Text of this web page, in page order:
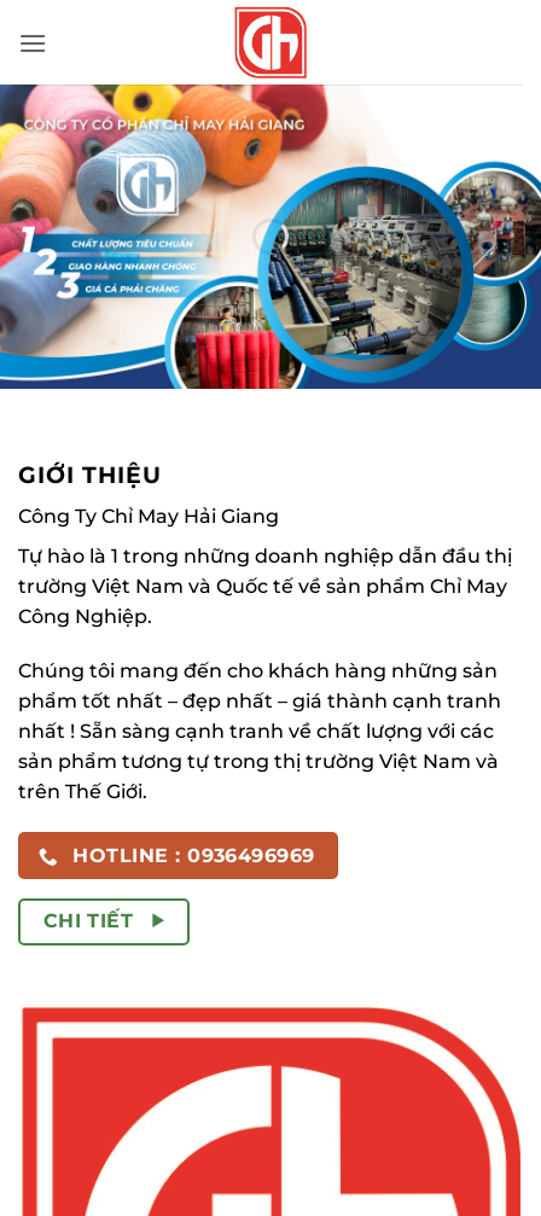
qua
dung
GIỚI THIỆU
Công Ty Chỉ May Hải Giang
Tự hào là 1 trong những doanh nghiệp dẫn đầu thị
trường Việt Nam và Quốc tế về sản phẩm Chỉ May
Công Nghiệp.
Chúng tôi mang đến cho khách hàng những sản
phẩm tốt nhất – đẹp nhất – giá thành cạnh tranh
nhất ! Sẵn sàng cạnh tranh về chất lượng với các
sản phẩm tương tự trong thị trường Việt Nam và
trên Thế Giới.
HOTLINE : 0936496969
CHI TIẾT